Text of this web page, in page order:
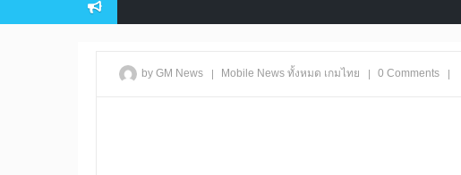
by GM News | Mobile News ทั้งหมด เกมไทย | 0 Comments |